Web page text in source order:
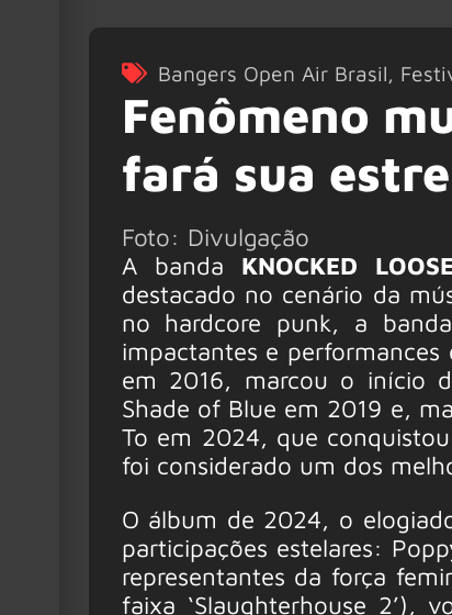
Bangers Open Air Brasil,
Fenômeno
fará sua
Foto: Divulgação
A banda KNOCKED LOOSE
destacado no cenário da
no hardcore punk, a
impactantes e performances
em 2016, marcou o início
Shade of Blue em 2019 e,
To em 2024, que
foi considerado um dos
O álbum de 2024, o
participações estelares:
representantes da força
faixa ‘Slaughterhouse 2’),